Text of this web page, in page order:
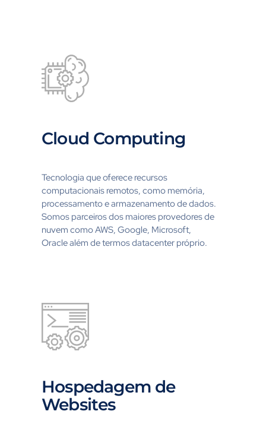
Cloud Computing
Tecnologia que oferece recursos
computacionais remotos, como memória,
processamento e armazenamento de dados.
Somos parceiros dos maiores provedores de
nuvem como AWS, Google, Microsoft,
Oracle além de termos datacenter próprio.
Hospedagem de
Websites